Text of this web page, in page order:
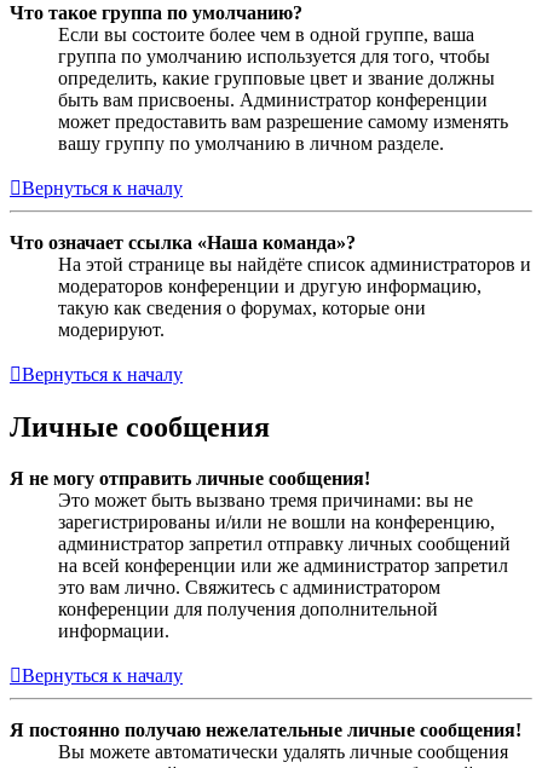
Что такое группа по умолчанию?
Если вы состоите более чем в одной группе, ваша
группа по умолчанию используется для того, чтобы
определить, какие групповые цвет и звание должны
быть вам присвоены. Администратор конференции
может предоставить вам разрешение самому изменять
вашу группу по умолчанию в личном разделе.
Вернуться к началу
Что означает ссылка «Наша команда»?
На этой странице вы найдёте список администраторов и
модераторов конференции и другую информацию,
такую как сведения о форумах, которые они
модерируют.
Вернуться к началу
Личные сообщения
Я не могу отправить личные сообщения!
Это может быть вызвано тремя причинами: вы не
зарегистрированы и/или не вошли на конференцию,
администратор запретил отправку личных сообщений
на всей конференции или же администратор запретил
это вам лично. Свяжитесь с администратором
конференции для получения дополнительной
информации.
Вернуться к началу
Я постоянно получаю нежелательные личные сообщения!
Вы можете автоматически удалять личные сообщения